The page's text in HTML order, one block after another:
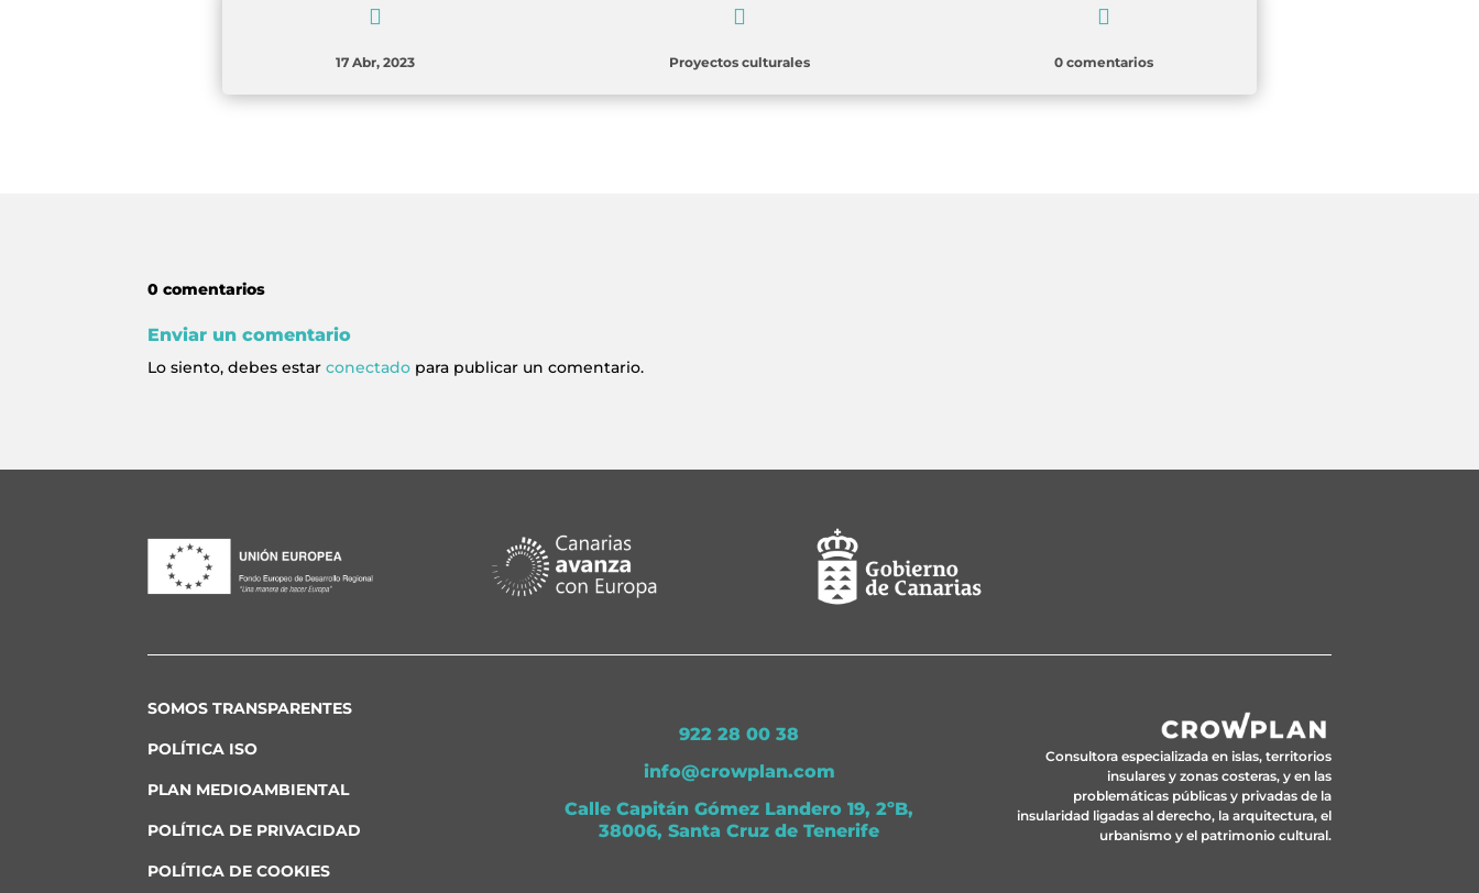

17 Abr, 2023

Proyectos culturales

0 comentarios
0 comentarios
Enviar un comentario
Lo siento, debes estarconectado para publicar un comentario.
SOMOS TRANSPARENTES
POLÍTICA ISO
PLAN MEDIOAMBIENTAL
POLÍTICA DE PRIVACIDAD
POLÍTICA DE COOKIES
922 28 00 38
info@crowplan.com
Calle Capitán Gómez Landero 19, 2ºB,
38006, Santa Cruz de Tenerife
Consultora especializada en islas, territorios
insulares y zonas costeras, y en las
problemáticas públicas y privadas de la
insularidad ligadas al derecho, la arquitectura, el
urbanismo y el patrimonio cultural.